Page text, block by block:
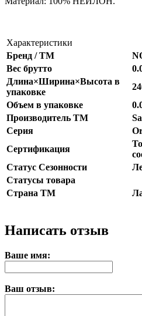
Характеристики
Бренд / ТМ
Вес брутто
Длина×Ширина×Высота в
упаковке
Объем в упаковке
Производитель ТМ
Серия
Сертификация
Статус Сезонности
Статусы товара
Страна ТМ
Написать отзыв
Ваше имя:
Ваш отзыв: